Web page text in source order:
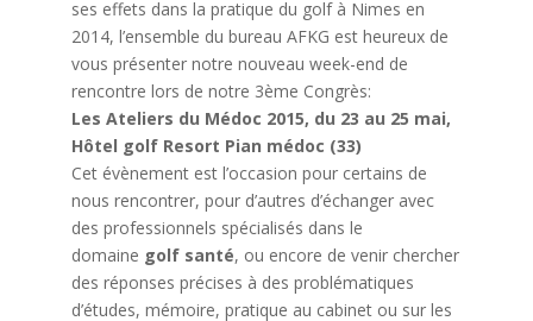
ses effets dans la pratique du golf à Nimes en
2014, l’ensemble du bureau AFKG est heureux de
vous présenter notre nouveau week-end de
rencontre lors de notre 3ème Congrès:
Les Ateliers du Médoc 2015, du 23 au 25 mai,
Hôtel golf Resort Pian médoc (33)
Cet évènement est l’occasion pour certains de
nous rencontrer, pour d’autres d’échanger avec
des professionnels spécialisés dans le
domaine golf santé, ou encore de venir chercher
des réponses précises à des problématiques
d’études, mémoire, pratique au cabinet ou sur les